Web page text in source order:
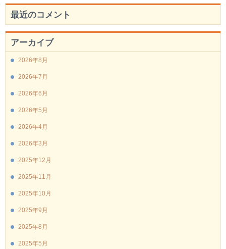
最近のコメント
アーカイブ
2026年8月
2026年7月
2026年6月
2026年5月
2026年4月
2026年3月
2025年12月
2025年11月
2025年10月
2025年9月
2025年8月
2025年5月